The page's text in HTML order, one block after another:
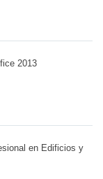
2013
en Edificios y